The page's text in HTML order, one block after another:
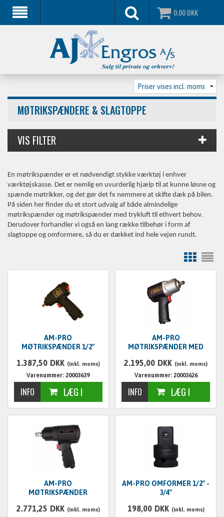
0,00DKK
MØTRIKSPÆNDERE & SLAGTOPPE
En møtrikspænder er et nødvendigt stykke værktøj i enhver
værktøjskasse. Det er nemlig en uvurderlig hjælp til at kunne løsne og
spænde møtrikker, og det gør det fx nemmere at skifte dæk på bilen.
På siden her finder du et stort udvalg af både almindelige
møtrikspænder og møtrikspænder med trykluft til ethvert behov.
Derudover forhandler vi også en lang række tilbehør i form af
slagtoppe og omformere, så du er dækket ind hele vejen rundt.
AM-PRO
MØTRIKSPÆNDER 1/2"
1.387,50 DKK (inkl. moms)
Varenummer: 20003639
AM-PRO
MØTRIKSPÆNDER MED
2.195,00 DKK (inkl. moms)
Varenummer: 20003626
AM-PRO
MØTRIKSPÆNDER
3/4"
2.771,25 DKK (inkl. moms)
AM-PRO OMFORMER 1/2" -
3/4"
198,00 DKK (inkl. moms)